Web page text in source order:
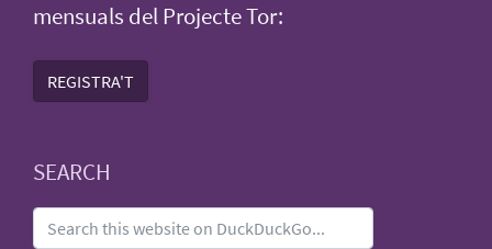
mensuals del Projecte Tor:
REGISTRA'T
SEARCH